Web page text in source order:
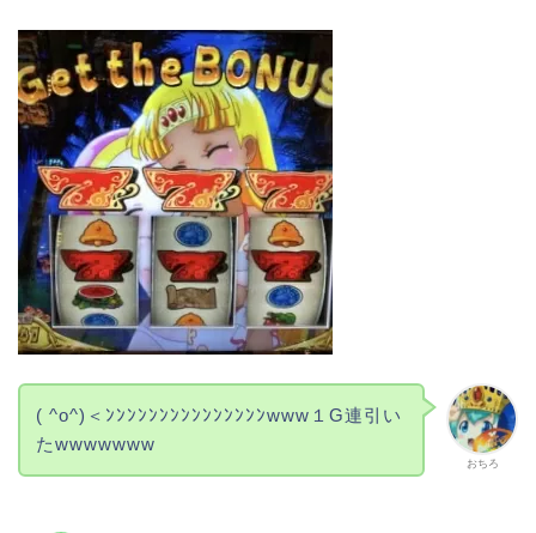
おちろ
( ^o^)＜ﾝﾝﾝﾝﾝﾝﾝﾝﾝﾝﾝﾝﾝﾝﾝwww１G連引い
たwwwwwww